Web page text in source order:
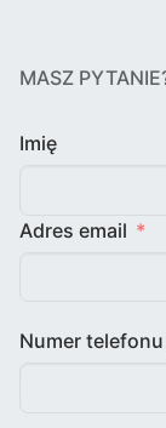
MASZ
Imię
Adres email
Numer